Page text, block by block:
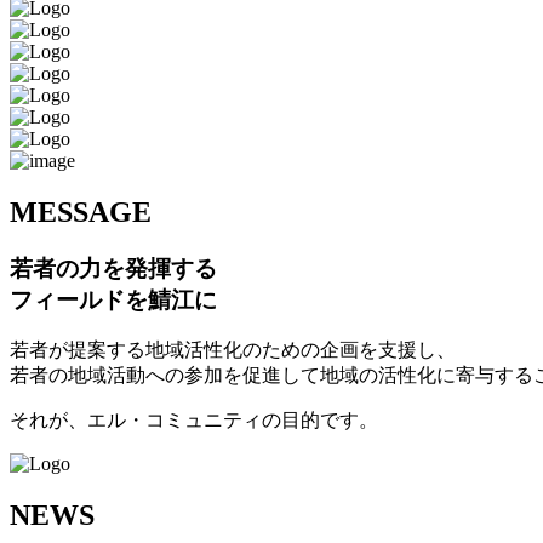
MESSAGE
若者の力を発揮する
フィールドを鯖江に
若者が提案する地域活性化のための企画を支援し、
若者の地域活動への参加を促進して地域の活性化に寄与する
それが、エル・コミュニティの目的です。
NEWS